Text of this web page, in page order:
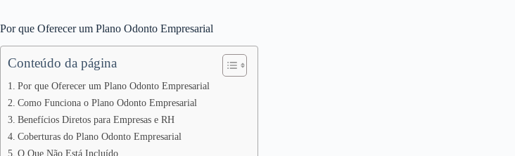
Por que Oferecer um Plano Odonto Empresarial
Conteúdo da página
Por que Oferecer um Plano Odonto Empresarial
Como Funciona o Plano Odonto Empresarial
Benefícios Diretos para Empresas e RH
Coberturas do Plano Odonto Empresarial
O Que Não Está Incluído